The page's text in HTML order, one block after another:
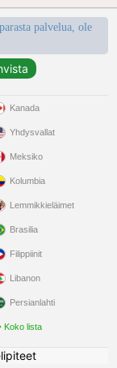
palvelua, ole
Kanada
Yhdysvallat
Meksiko
Kolumbia
Lemmikkieläimet
Brasilia
Filippiinit
Libanon
Persianlahti
Koko lista